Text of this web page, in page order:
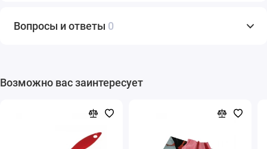
Вопросы и ответы 0
Возможно вас заинтересует